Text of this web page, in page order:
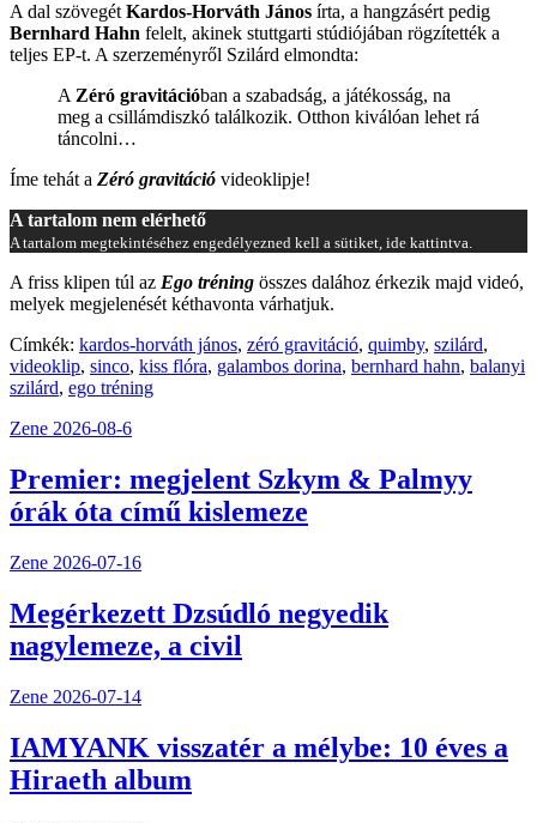
A dal szövegétKardos-Horváth János írta, a hangzásért pedig
Bernhard Hahn felelt, akinek stuttgarti stúdiójában rögzítették a
teljes EP-t. A szerzeményről Szilárd elmondta:
AZéró gravitációban a szabadság, a játékosság, na
meg a csillámdiszkó találkozik. Otthon kiválóan lehet rá
táncolni…
Íme tehát a Zéró gravitáció videoklipje!
A tartalom nem elérhető
A tartalom megtekintéséhez engedélyezned kell a sütiket, ide kattintva.
A friss klipen túl az Ego tréning összes dalához érkezik majd videó,
melyek megjelenését kéthavonta várhatjuk.
Címkék: kardos-horváth jános, zéró gravitáció, quimby, szilárd,
videoklip, sinco, kiss flóra, galambos dorina, bernhard hahn, balanyi
szilárd, ego tréning
Zene 2026-08-6
Premier: megjelent Szkym & Palmyy
órák óta című kislemeze
Zene 2026-07-16
Megérkezett Dzsúdló negyedik
nagylemeze, a civil
Zene 2026-07-14
IAMYANK visszatér a mélybe: 10 éves a
Hiraeth album